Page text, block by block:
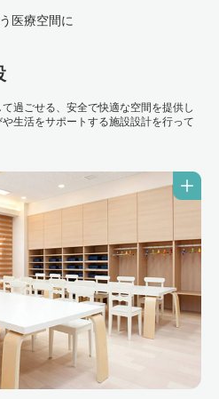
医療空間に
過ごせる、安全で快適な空間を提供し
生活をサポートする施設設計を行って